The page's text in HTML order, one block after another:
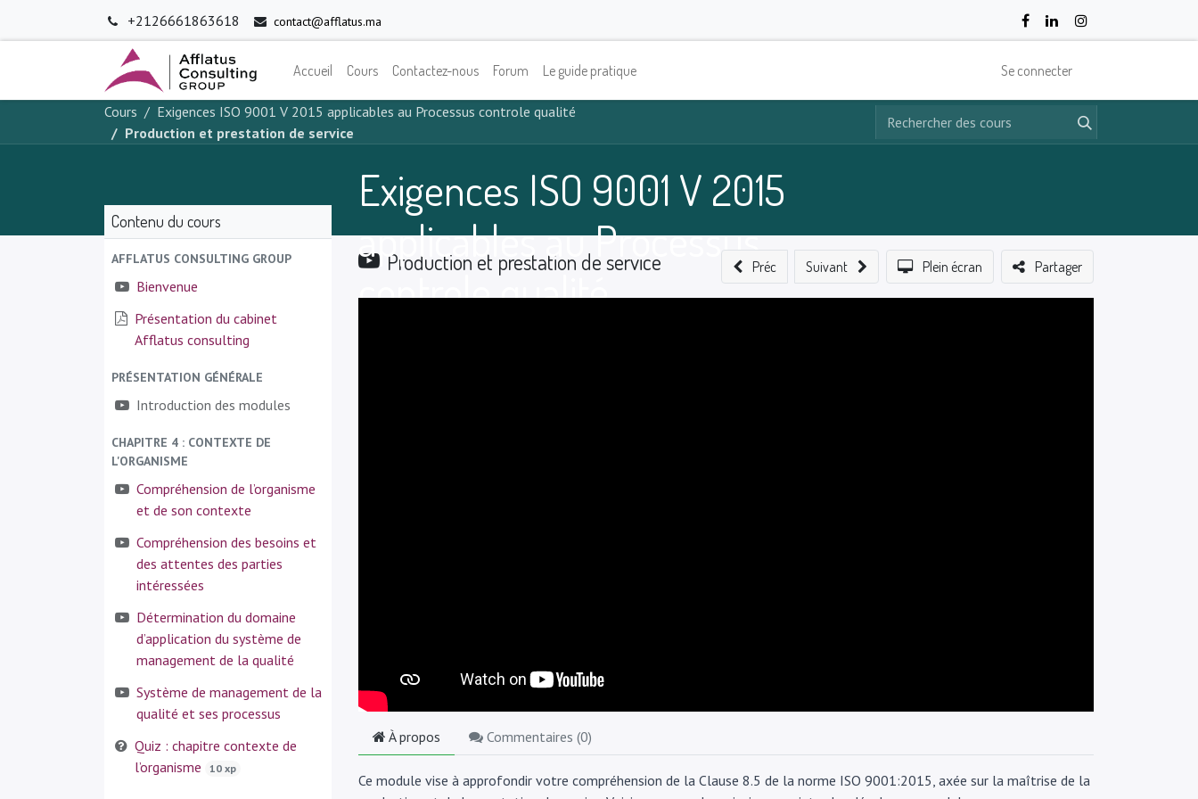
+2126661863618 contact@afflatus.ma
Accueil Cours Contactez-nous Forum Le guide pratique Se connecter
Cours
Exigences ISO 9001 V 2015 applicables au Processus controle qualité
Production et prestation de service
Exigences ISO 9001 V 2015
applicables au Processus
controle qualité
Contenu du cours
AFFLATUS CONSULTING GROUP
Bienvenue
Présentation du cabinet
Afflatus consulting
PRÉSENTATION GÉNÉRALE
Introduction des modules
CHAPITRE 4 : CONTEXTE DE
L'ORGANISME
Compréhension de l’organisme
et de son contexte
Compréhension des besoins et
des attentes des parties
intéressées
Détermination du domaine
d’application du système de
management de la qualité
Système de management de la
qualité et ses processus
Quiz : chapitre contexte de
l’organisme
10 xp
Production et prestation de service Préc Suivant Plein écran Partager
À propos Commentaires (0)
Ce module vise à approfondir votre compréhension de la Clause 8.5 de la norme ISO 9001:2015, axée sur la maîtrise de la